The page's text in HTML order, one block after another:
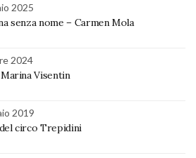
2025
senza nome – Carmen Mola
2024
Visentin
2019
circo Trepidini